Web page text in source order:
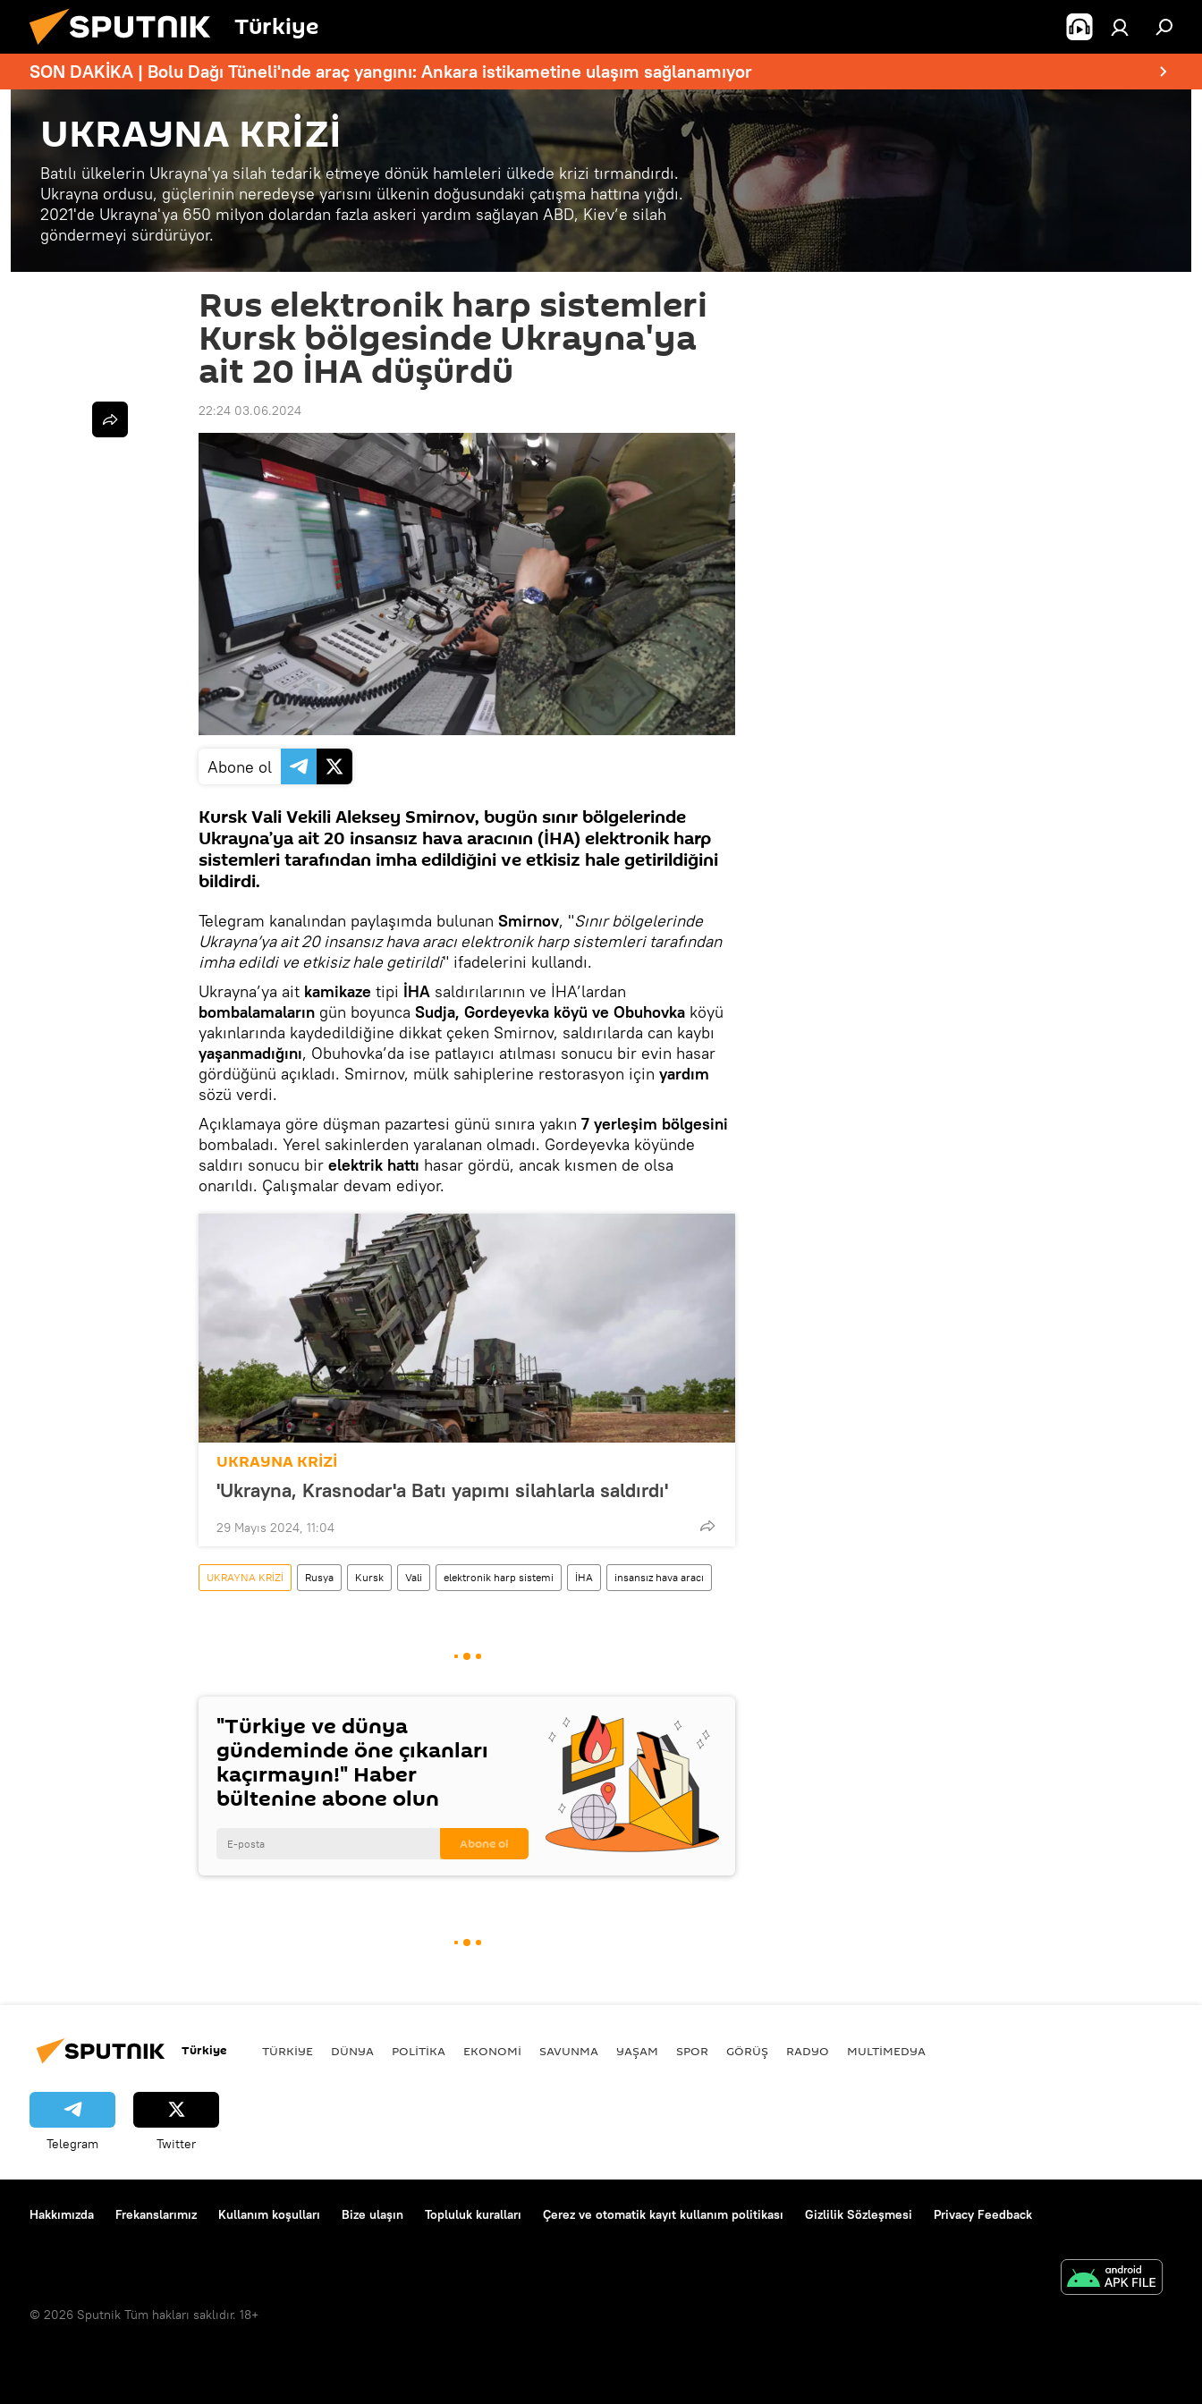
Türkiye
SON DAKİKA | Bolu Dağı Tüneli'nde araç yangını: Ankara istikametine ulaşım sağlanamıyor
UKRAYNA KRİZİ
Batılı ülkelerin Ukrayna'ya silah tedarik etmeye dönük hamleleri ülkede krizi tırmandırdı.
Ukrayna ordusu, güçlerinin neredeyse yarısını ülkenin doğusundaki çatışma hattına yığdı.
2021'de Ukrayna'ya 650 milyon dolardan fazla askeri yardım sağlayan ABD, Kiev’e silah
göndermeyi sürdürüyor.
Rus elektronik harp sistemleri
Kursk bölgesinde Ukrayna'ya
ait 20 İHA düşürdü
22:24 03.06.2024
Abone ol
Kursk Vali Vekili Aleksey Smirnov, bugün sınır bölgelerinde
Ukrayna’ya ait 20 insansız hava aracının (İHA) elektronik harp
sistemleri tarafından imha edildiğini ve etkisiz hale getirildiğini
bildirdi.
Telegram kanalından paylaşımda bulunan Smirnov, "Sınır bölgelerinde
Ukrayna’ya ait 20 insansız hava aracı elektronik harp sistemleri tarafından
imha edildi ve etkisiz hale getirildi" ifadelerini kullandı.
Ukrayna’ya ait kamikaze tipi İHA saldırılarının ve İHA’lardan
bombalamaların gün boyunca Sudja, Gordeyevka köyü ve Obuhovka köyü
yakınlarında kaydedildiğine dikkat çeken Smirnov, saldırılarda can kaybı
yaşanmadığını, Obuhovka’da ise patlayıcı atılması sonucu bir evin hasar
gördüğünü açıkladı. Smirnov, mülk sahiplerine restorasyon için yardım
sözü verdi.
Açıklamaya göre düşman pazartesi günü sınıra yakın 7 yerleşim bölgesini
bombaladı. Yerel sakinlerden yaralanan olmadı. Gordeyevka köyünde
saldırı sonucu bir elektrik hattı hasar gördü, ancak kısmen de olsa
onarıldı. Çalışmalar devam ediyor.
UKRAYNA KRİZİ
'Ukrayna, Krasnodar'a Batı yapımı silahlarla saldırdı'
29 Mayıs 2024, 11:04
UKRAYNA KRİZİ Rusya Kursk Vali elektronik harp sistemi İHA insansız hava aracı
"Türkiye ve dünya
gündeminde öne çıkanları
kaçırmayın!" Haber
bültenine abone olun
Türkiye TÜRKIYE DÜNYA POLİTİKA EKONOMİ SAVUNMA YAŞAM SPOR GÖRÜŞ RADYO MULTİMEDYA
Telegram Twitter
Hakkımızda Frekanslarımız Kullanım koşulları Bize ulaşın Topluluk kuralları Çerez ve otomatik kayıt kullanım politikası Gizlilik Sözleşmesi Privacy Feedback
© 2026 Sputnik Tüm hakları saklıdır. 18+